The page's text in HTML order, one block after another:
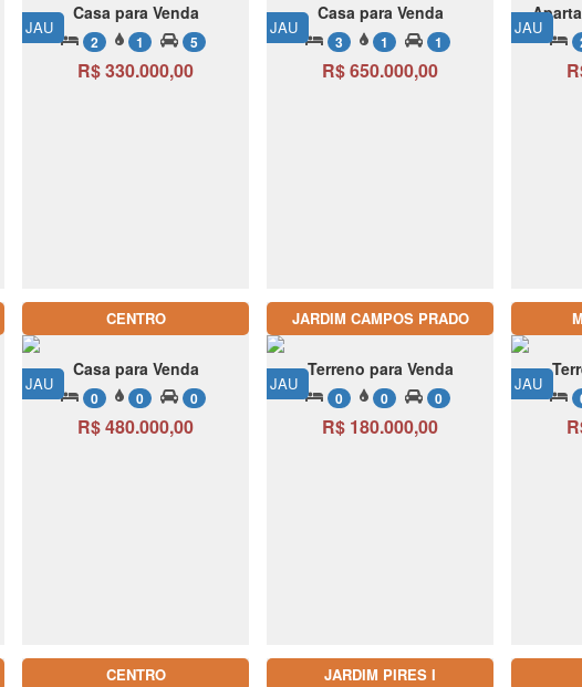
JAU
Casa para Venda
2 1 5
R$ 330.000,00
JAU
Casa para Venda
3 1 1
R$ 650.000,00
JAU
CENTRO
JAU
Casa para Venda
0 0 0
R$ 480.000,00
JARDIM CAMPOS PRADO
JAU
Terreno para Venda
0 0 0
R$ 180.000,00
JAU
CENTRO JARDIM PIRES I